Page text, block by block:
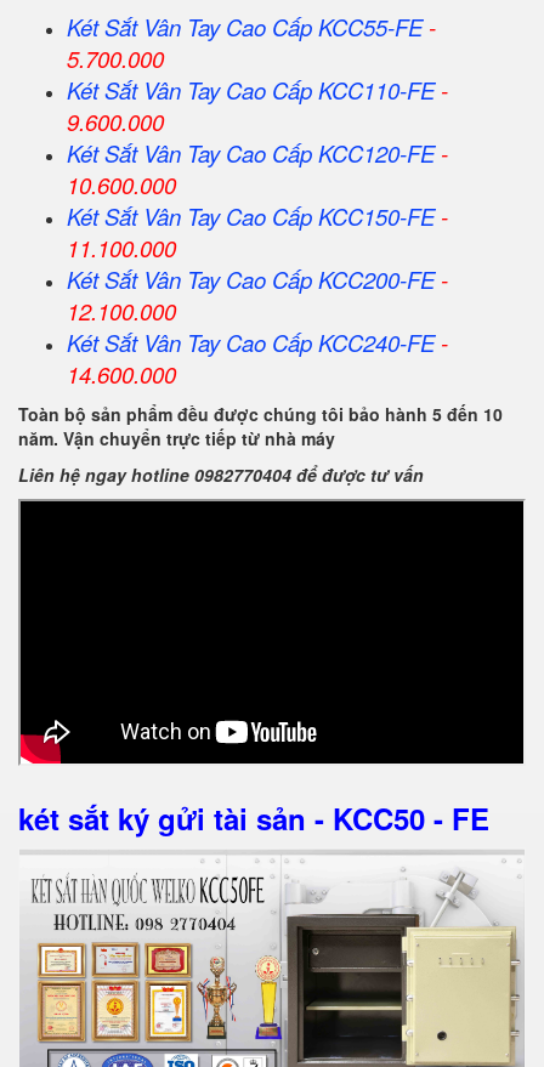
Két Sắt Vân Tay Cao Cấp KCC55-FE-
5.700.000
Két Sắt Vân Tay Cao Cấp KCC110-FE-
9.600.000
Két Sắt Vân Tay Cao Cấp KCC120-FE-
10.600.000
Két Sắt Vân Tay Cao Cấp KCC150-FE-
11.100.000
Két Sắt Vân Tay Cao Cấp KCC200-FE-
12.100.000
Két Sắt Vân Tay Cao Cấp KCC240-FE-
14.600.000
Toàn bộ sản phẩm đều được chúng tôi bảo hành 5 đến 10
năm. Vận chuyển trực tiếp từ nhà máy
Liên hệ ngay hotline 0982770404 để được tư vấn
két sắt ký gửi tài sản - KCC50 - FE